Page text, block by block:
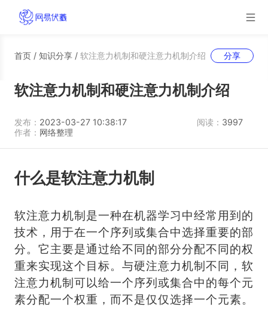
首页 / 知识分享 / 软注意力机制和硬注意力机制介绍 分享
软注意力机制和硬注意力机制介绍
发布： 2023-03-27 10:38:17 阅读： 3997
作者： 网络整理
什么是软注意力机制
软注意力机制是一种在机器学习中经常用到的
技术，用于在一个序列或集合中选择重要的部
分。它主要是通过给不同的部分分配不同的权
重来实现这个目标。与硬注意力机制不同，软
注意力机制可以给一个序列或集合中的每个元
素分配一个权重，而不是仅仅选择一个元素。